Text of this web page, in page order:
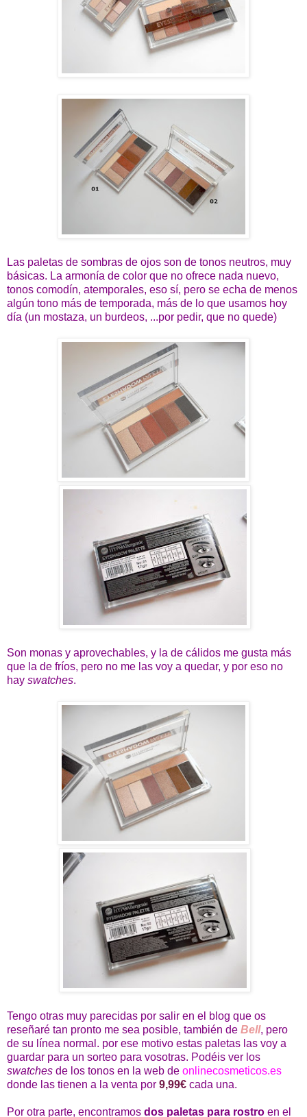
Las paletas de sombras de ojos son de tonos neutros, muy
básicas. La armonía de color que no ofrece nada nuevo,
tonos comodín, atemporales, eso sí, pero se echa de menos
algún tono más de temporada, más de lo que usamos hoy
día (un mostaza, un burdeos, ...por pedir, que no quede)
Son monas y aprovechables, y la de cálidos me gusta más
que la de fríos, pero no me las voy a quedar, y por eso no
hay swatches.
Tengo otras muy parecidas por salir en el blog que os
reseñaré tan pronto me sea posible, también de Bell, pero
de su línea normal. por ese motivo estas paletas las voy a
guardar para un sorteo para vosotras. Podéis ver los
swatches de los tonos en la web de onlinecosmeticos.es
donde las tienen a la venta por 9,99€ cada una.
Por otra parte, encontramos dos paletas para rostro en el